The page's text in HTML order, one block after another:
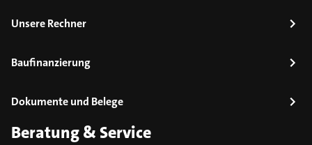
Unsere Rechner
Baufinanzierung
Dokumente und Belege
Beratung & Service